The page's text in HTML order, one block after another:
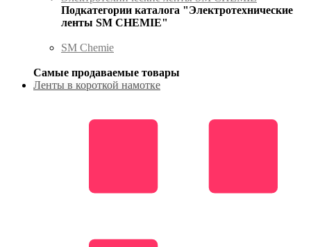
Подкатегории каталога "Электротехнические
ленты SM CHEMIE"
SM Chemie
Самые продаваемые товары
Ленты в короткой намотке